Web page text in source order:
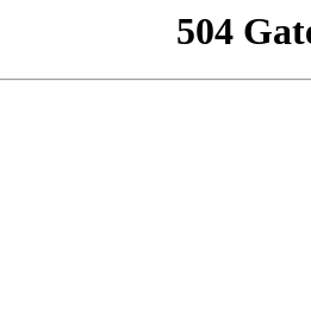
504